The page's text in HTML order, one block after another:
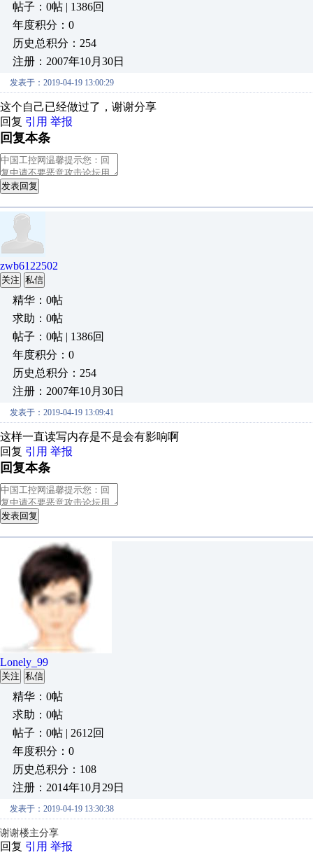
帖子：0帖 | 1386回
年度积分：0
历史总积分：254
注册：2007年10月30日
发表于：2019-04-19 13:00:29
这个自己已经做过了，谢谢分享
回复 引用 举报
回复本条
发表回复
zwb6122502
关注 私信
精华：0帖
求助：0帖
帖子：0帖 | 1386回
年度积分：0
历史总积分：254
注册：2007年10月30日
发表于：2019-04-19 13:09:41
这样一直读写内存是不是会有影响啊
回复 引用 举报
回复本条
发表回复
Lonely_99
关注 私信
精华：0帖
求助：0帖
帖子：0帖 | 2612回
年度积分：0
历史总积分：108
注册：2014年10月29日
发表于：2019-04-19 13:30:38
谢谢楼主分享
回复 引用 举报